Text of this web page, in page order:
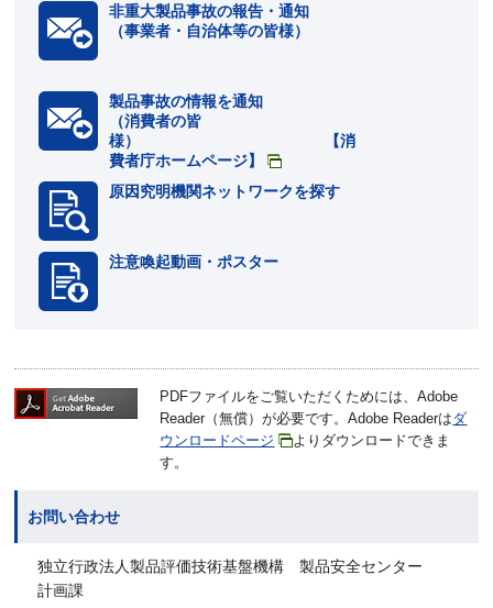
非重大製品事故の報告・通知
（事業者・自治体等の皆様）
製品事故の情報を通知
（消費者の皆
様） 【消
費者庁ホームページ】
原因究明機関ネットワークを探す
注意喚起動画・ポスター
PDFファイルをご覧いただくためには、Adobe
Reader（無償）が必要です。Adobe Readerはダ
ウンロードページ
よりダウンロードできま
す。
お問い合わせ
独立行政法人製品評価技術基盤機構 製品安全センター
計画課